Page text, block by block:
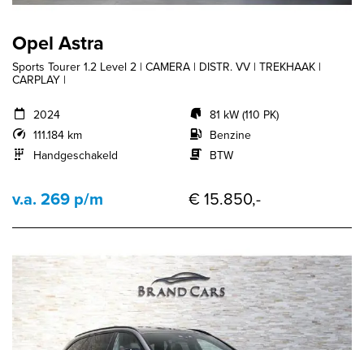
Opel Astra
Sports Tourer 1.2 Level 2 | CAMERA | DISTR. VV | TREKHAAK |
CARPLAY |
2024
111.184 km
Handgeschakeld
81 kW (110 PK)
Benzine
BTW
v.a. 269 p/m € 15.850,-